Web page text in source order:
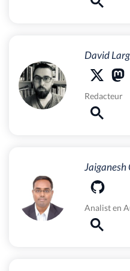
David
Redacteur
Analisten